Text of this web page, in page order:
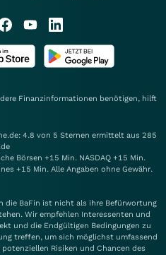
Finanzinformationen benötigen, hilft
4.8 von 5 Sternen ermittelt aus 285
Börsen +15 Min. NASDAQ +15 Min.
+15 Min. Alle Angaben ohne Gewähr.
die BaFin ist nicht als ihre Befürwortung
Wir empfehlen Interessenten und
und die Endgültigen Bedingungen zu
treffen, um sich möglichst umfassend
Risiken und Chancen des